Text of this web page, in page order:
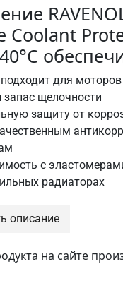
Coolant
для
щелочности
защиту от
с
радиаторах
описание
на сайте